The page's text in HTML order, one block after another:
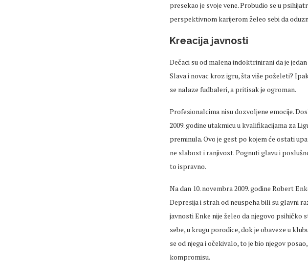
presekao je svoje vene. Probudio se u
perspektivnom karijerom želeo sebi da
Kreacija javnosti
Dečaci su od malena indoktrinirani da je
Slava i novac kroz igru, šta više poželeti?
se nalaze fudbaleri, a pritisak je ogroman.
Profesionalcima nisu dozvoljene emocije.
2009. godine utakmicu u kvalifikacijama za
preminula. Ovo je gest po kojem će ostati
ne slabost i ranjivost. Pognuti glavu i
to ispravno.
Na dan 10. novembra 2009. godine Robert
Depresija i strah od neuspeha bili su glavni
javnosti Enke nije želeo da njegovo psihičko
sebe, u krugu porodice, dok je obaveze u
se od njega i očekivalo, to je bio njegov
kompromisu.